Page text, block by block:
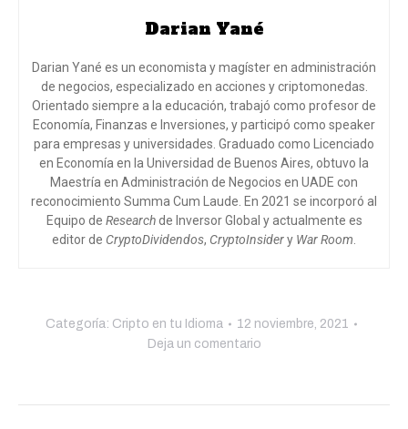
Darian Yané
Darian Yané es un economista y magíster en administración
de negocios, especializado en acciones y criptomonedas.
Orientado siempre a la educación, trabajó como profesor de
Economía, Finanzas e Inversiones, y participó como speaker
para empresas y universidades. Graduado como Licenciado
en Economía en la Universidad de Buenos Aires, obtuvo la
Maestría en Administración de Negocios en UADE con
reconocimiento Summa Cum Laude. En 2021 se incorporó al
Equipo de Researchde Inversor Global y actualmente es
editor de CryptoDividendos, CryptoInsidery War Room
Categoría: Cripto en tu Idioma
12 noviembre, 2021
Deja un comentario